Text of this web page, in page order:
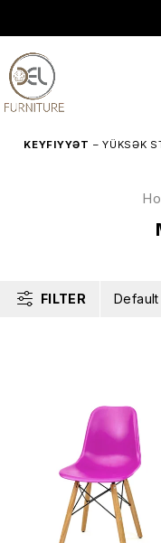
– YÜKSƏK
FILTER